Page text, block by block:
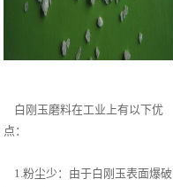
白刚玉磨料在工业上有以下优
点：
1.粉尘少：由于白刚玉表面爆破